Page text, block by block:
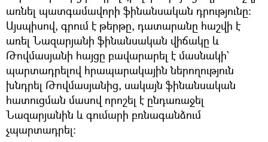
առնել պատգամավորի ֆինանսական դրությունը:
Այսպիսով, գրում է թերթը, դատարանը հաշվի է
առել Նազարյանի ֆինանսական վիճակը և
Թովմասյանի հայցը բավարարել է մասնակի`
պարտադրելով հրապարակային ներողություն
խնդրել Թովմասյանից, սակայն ֆինանսական
հատուցման մասով որոշել է ընդառաջել
Նազարյանին և գումարի բռնագանձում
չպարտադրել: